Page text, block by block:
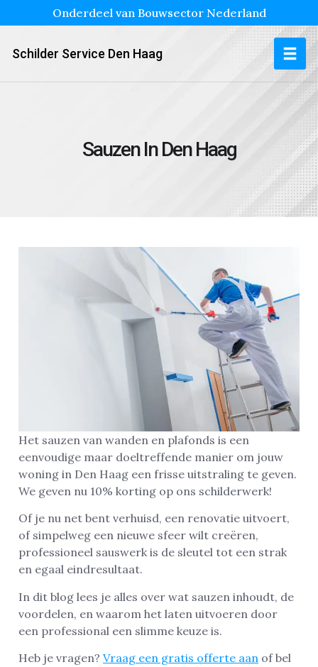
Onderdeel van Bouwsector Nederland
Schilder Service Den Haag
Sauzen In Den Haag
Het sauzen van wanden en plafonds is een
eenvoudige maar doeltreffende manier om jouw
woning in Den Haag een frisse uitstraling te geven.
We geven nu 10% korting op ons schilderwerk!
Of je nu net bent verhuisd, een renovatie uitvoert,
of simpelweg een nieuwe sfeer wilt creëren,
professioneel sauswerk is de sleutel tot een strak
en egaal eindresultaat.
In dit blog lees je alles over wat sauzen inhoudt, de
voordelen, en waarom het laten uitvoeren door
een professional een slimme keuze is.
Heb je vragen? Vraag een gratis offerte aan of bel